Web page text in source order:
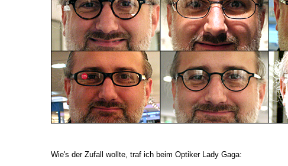
Wie's der Zufall wollte, traf ich beim Optiker Lady Gaga: